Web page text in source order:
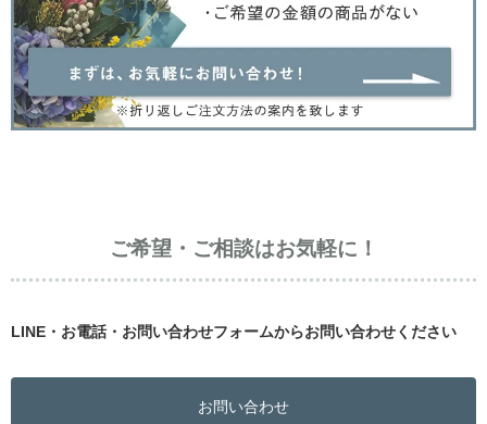
ご希望・ご相談はお気軽に！
LINE・お電話・お問い合わせフォームからお問い合わせください
お問い合わせ